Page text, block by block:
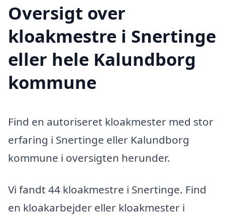
Oversigt over
kloakmestre i Snertinge
eller hele Kalundborg
kommune
Find en autoriseret kloakmester med stor
erfaring i Snertinge eller Kalundborg
kommune i oversigten herunder.
Vi fandt 44 kloakmestre i Snertinge. Find
en kloakarbejder eller kloakmester i